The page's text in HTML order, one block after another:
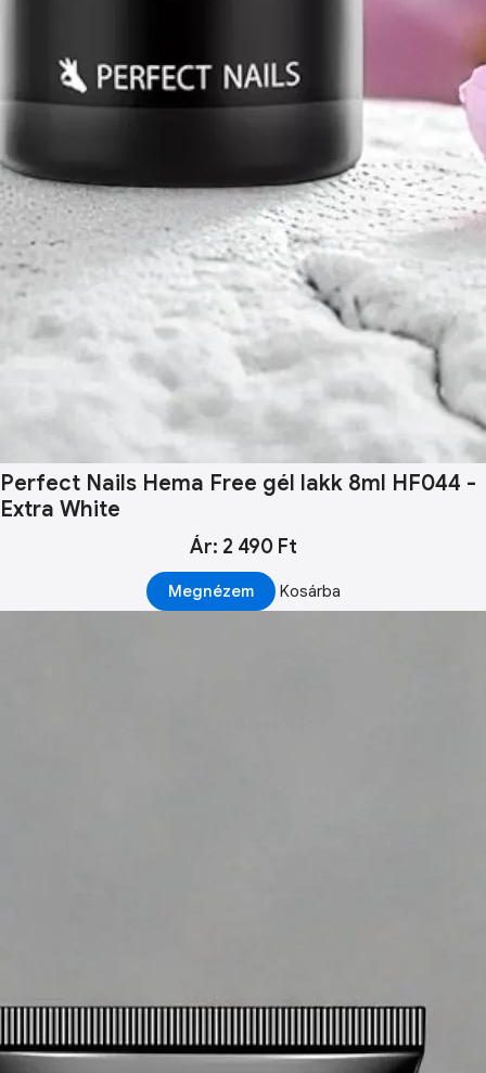
Perfect Nails Hema Free gél lakk 8ml HF044 -
Extra White
Ár: 2 490 Ft
Megnézem Kosárba